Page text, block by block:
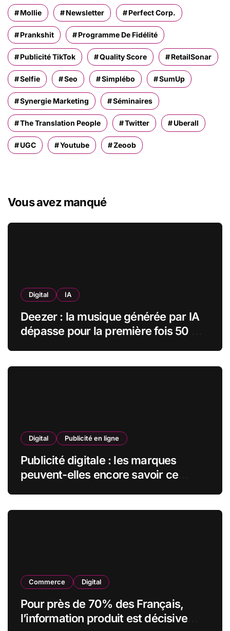
Mollie Newsletter Perfect Corp.
Prankshit Programme De Fidélité
Publicité TikTok Quality Score RetailSonar
Selfie Seo Simplébo SumUp
Synergie Marketing Séminaires
The Translation People Twitter Uberall
UGC Youtube Zeoob
Vous avez manqué
Digital IA
Deezer : la musique générée par IA
dépasse pour la première fois 50 %
Digital Publicité en ligne
Publicité digitale : les marques
peuvent-elles encore savoir ce
Commerce Digital
Pour près de 70% des Français,
l’information produit est décisive